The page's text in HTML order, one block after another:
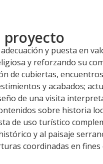
proyecto
y puesta en
y reforzando su
de cubiertas,
y acabados;
de una visita
sobre historia
de uso turístico
y al paisaje
coordinadas en